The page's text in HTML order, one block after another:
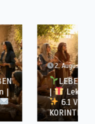
12 Minuten
Gaben |
|
DIE